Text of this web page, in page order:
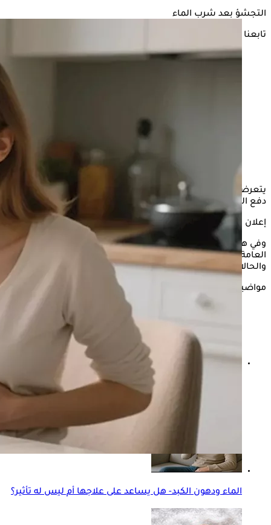
التجشؤ بعد شرب الماء
تابعنا على
يتعرض الكثير من الأشخاص لكثرة
دفع البعض إلى التساؤل عن سببه وكيفية التخلص منه.
إعلان
وفي هذا السياق، يوضح الدكتور شريف حتة، استشاري الصحة
العامة والطب الوقائي، أسباب كثرة التجشؤ بعد شرب الماء،
والحالات التي تستدعي استشارة الطبيب.
مواضيع ذات صلة
تستحق التجربة- 6 وصفات بالماء تساعد على علاج دهون
الماء ودهون الكبد- هل يساعد على علاجها أم ليس له تأثير؟